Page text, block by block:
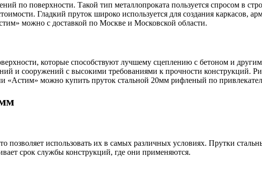
Лист оцинкованный
Полоса оцинкованная
Труба оцинкованная
Хомуты стальные Труба
по поверхности. Такой тип металлопроката пользуется спросом в
Гладкий пруток широко используется для создания каркасов,
можно с доставкой по Москве и Московской области.
которые способствуют лучшему сцеплению с бетоном и
и сооружений с высокими требованиями к прочности конструкций.
«Астим» можно купить пруток стальной 20мм рифленый по
позволяет использовать их в самых различных условиях. Прутки
срок службы конструкций, где они применяются.